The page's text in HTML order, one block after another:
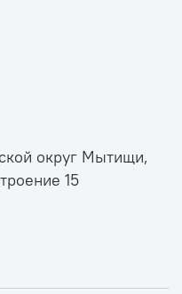
округ Мытищи,
15